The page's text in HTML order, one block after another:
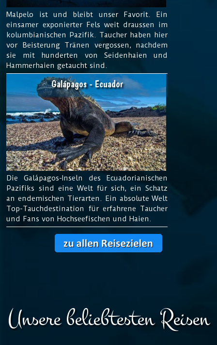
Malpelo ist und bleibt unser Favorit. Ein
einsamer exponierter Fels weit draussen im
kolumbianischen Pazifik. Taucher haben hier
vor Beisterung Tränen vergossen, nachdem
sie mit hunderten von Seidenhaien und
Hammerhaien getaucht sind.
Galápagos - Ecuador
Die Galápagos-Inseln des Ecuadorianischen
Pazifiks sind eine Welt für sich, ein Schatz
an endemischen Tierarten. Ein absolute Welt
Top-Tauchdestination für erfahrene Taucher
und Fans von Hochseefischen und Haien.
Unsere beliebtesten Reisen